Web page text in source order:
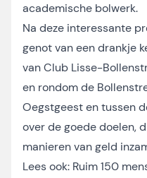
academische bolwerk.
Na deze interessante
genot van een drankje
van Club Lisse-
en rondom de
Oegstgeest en tussen
over de goede doelen,
manieren van geld
Lees ook: Ruim 150